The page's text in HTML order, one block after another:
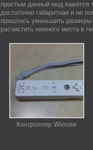
простым данный мод кажется
достаточно габаритная и не
пришлось уменьшить
расчистить немного места в
Контроллер Wiimote